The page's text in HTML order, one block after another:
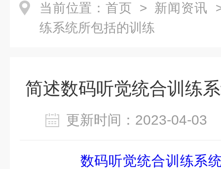
当前位置： 首页 > 新闻资讯
练系统所包括的训练
简述数码听觉统合训练
更新时间：2023-04-
数码听觉统合训练系